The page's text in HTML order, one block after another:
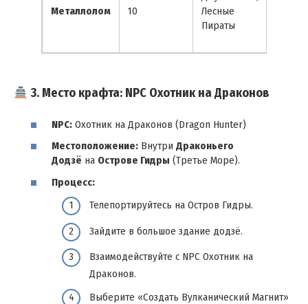
Металлолом 10
Лесные
Пираты
3. Место крафта: NPC Охотник на Драконов
NPC: Охотник на Драконов (Dragon Hunter)
Местоположение: Внутри Драконьего
Додзё на Острове Гидры (Третье Море).
Процесс:
Телепортируйтесь на Остров Гидры.
Зайдите в большое здание додзё.
Взаимодействуйте с NPC Охотник на
Драконов.
Выберите «Создать Вулканический Магнит»